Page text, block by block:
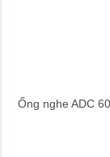
Ống nghe ADC